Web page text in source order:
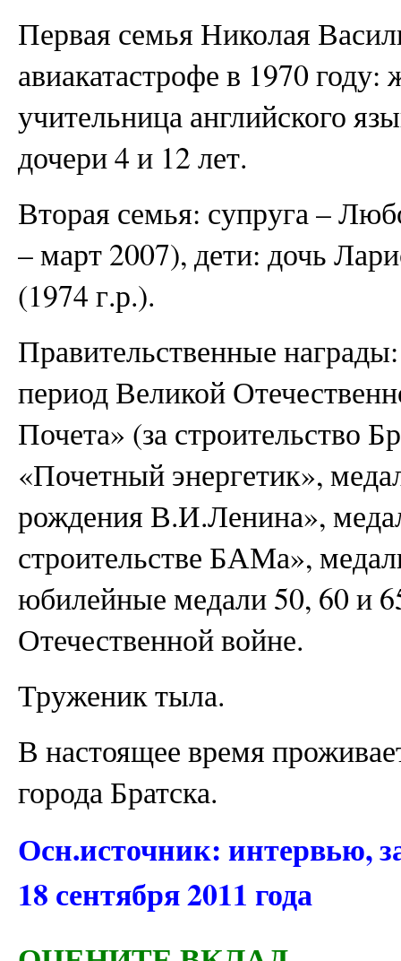
Первая семья Николая
авиакатастрофе в 1970
учительница английского
дочери 4 и 12 лет.
Вторая семья: супруга –
– март 2007), дети: дочь
(1974 г.р.).
Правительственные
период Великой
Почета» (за строительство
«Почетный энергетик»,
рождения В.И.Ленина»,
строительстве БАМа»,
юбилейные медали 50, 60 и
Отечественной войне.
Труженик тыла.
В настоящее время
города Братска.
Осн.источник: интервью,
18 сентября 2011 года